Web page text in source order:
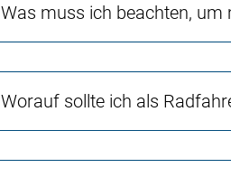
Was muss ich beachten,
Worauf sollte ich als